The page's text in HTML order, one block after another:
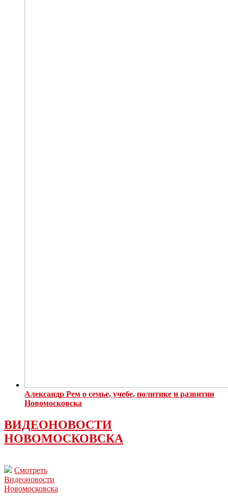
Александр Рем о семье, учебе, политике и развитии
Новомосковска
ВИДЕОНОВОСТИ
НОВОМОСКОВСКА
Смотреть
Видеоновости
Новомосковска